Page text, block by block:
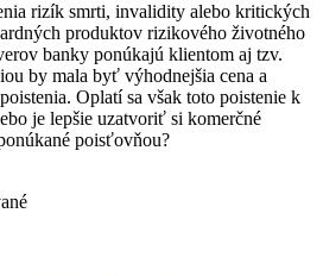
rizík smrti, invalidity alebo kritických
produktov rizikového životného
banky ponúkajú klientom aj tzv.
by mala byť výhodnejšia cena a
Oplatí sa však toto poistenie k
je lepšie uzatvoriť si komerčné
poisťovňou?